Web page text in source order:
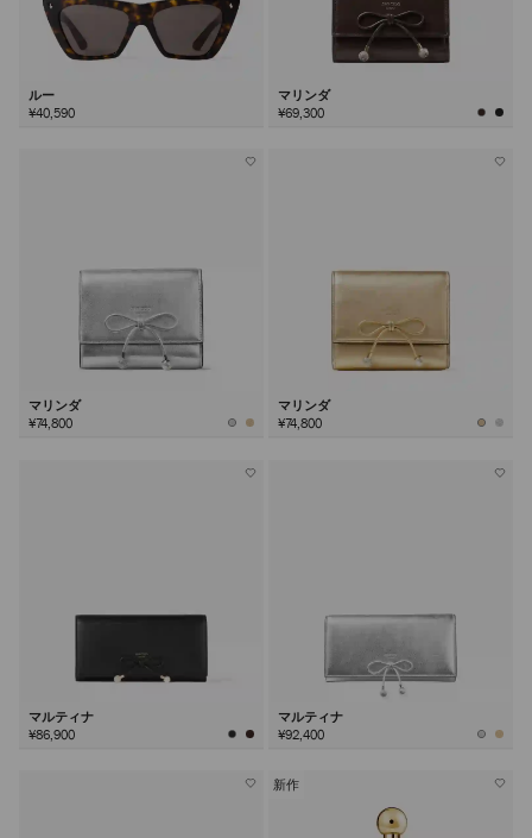
ルー
¥40,590
マリンダ
¥69,300
マリンダ
¥74,800
マリンダ
¥74,800
マルティナ
¥86,900
マルティナ
¥92,400
新作